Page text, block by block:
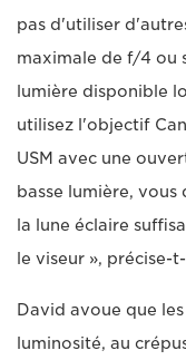
pas d'utiliser
maximale de f/4 ou
lumière disponible
utilisez l'objectif
USM avec une
basse lumière, vous
la lune éclaire
le viseur », précise-
David avoue que
luminosité, au